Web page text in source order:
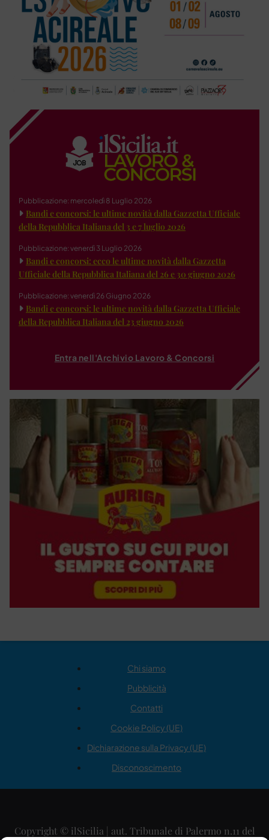
Pubblicazione: mercoledì 8 Luglio 2026
Bandi e concorsi: le ultime novità dalla Gazzetta Ufficiale
della Repubblica Italiana del 3 e 7 luglio 2026
Pubblicazione: venerdì 3 Luglio 2026
Bandi e concorsi: ecco le ultime novità dalla Gazzetta
Ufficiale della Repubblica Italiana del 26 e 30 giugno 2026
Pubblicazione: venerdì 26 Giugno 2026
Bandi e concorsi: le ultime novità dalla Gazzetta Ufficiale
della Repubblica Italiana del 23 giugno 2026
Entra nell'Archivio Lavoro & Concorsi
Chi siamo
Pubblicità
Contatti
Cookie Policy (UE)
Dichiarazione sulla Privacy (UE)
Disconoscimento
Copyright © ilSicilia | aut. Tribunale di Palermo n.11 del